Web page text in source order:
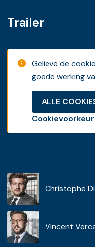
Trailer
Gelieve de
goede werking
ALLE
Christophe
Vincent